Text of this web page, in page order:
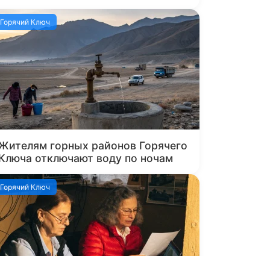
Горячий Ключ
горных районов Горячего
отключают воду по ночам
Горячий Ключ